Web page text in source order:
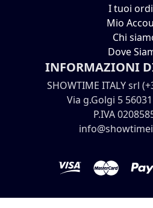
I tuoi
Mio
Chi
Dove
INFORMAZIONI
SHOWTIME ITALY srl
Via g.Golgi 5
P.IVA